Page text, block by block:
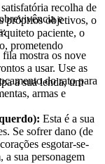
recolha de
próprios objetivos, o
paciente, o
prometendo
a sua lenda, um
e
mostra os nove
a usar. Use as
do rato para
armas e
Esta é a sua
Se sofrer dano (de
esgotar-se-
a sua personagem